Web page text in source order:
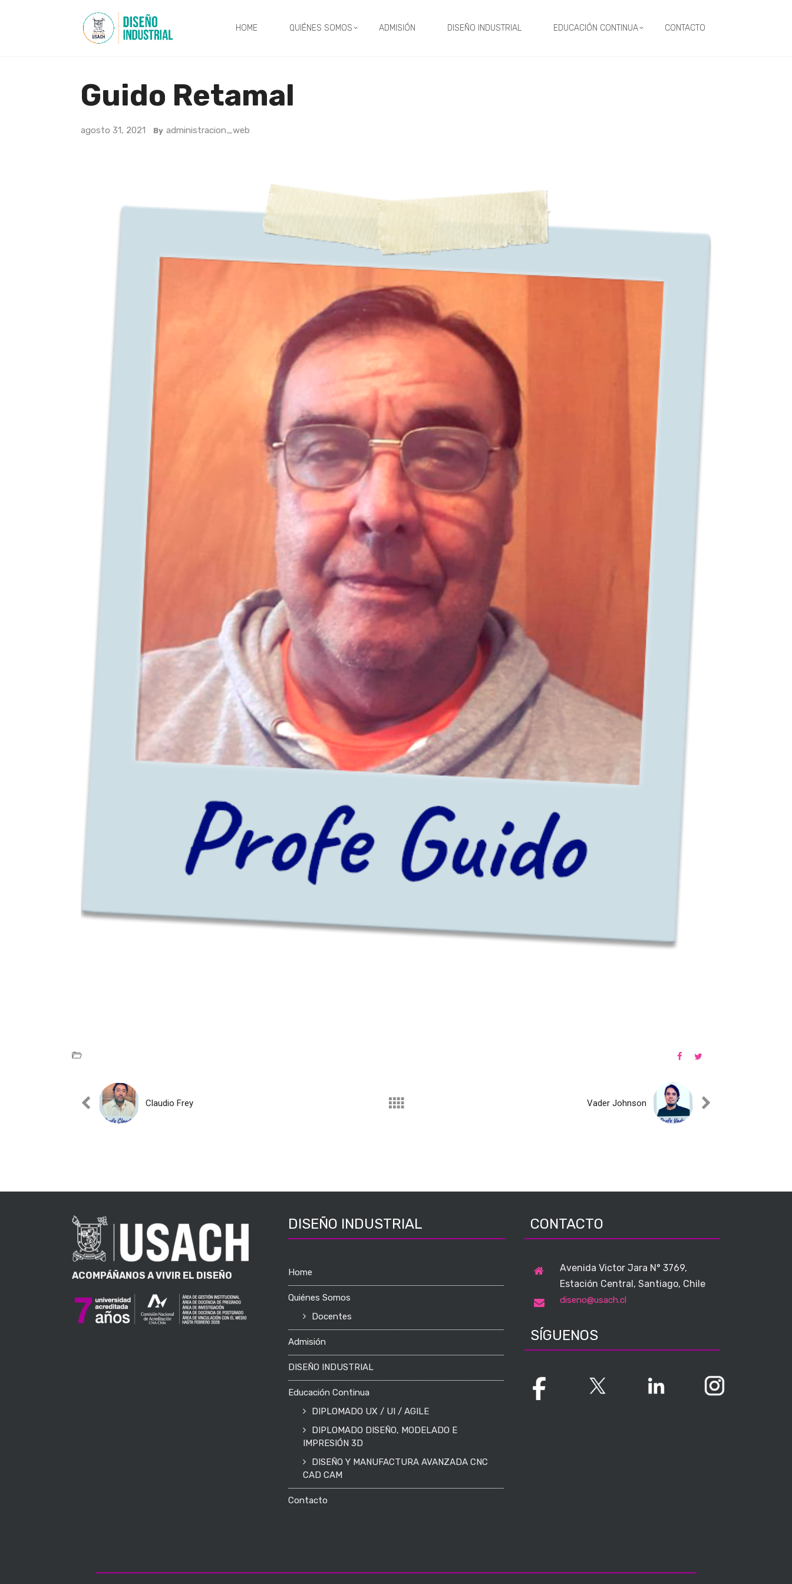
HOME QUIÉNES SOMOS ADMISIÓN DISEÑO INDUSTRIAL EDUCACIÓN CONTINUA CONTACTO
Guido Retamal
agosto 31, 2021 By administracion_web
Claudio Frey Vader Johnson
ACOMPÁÑANOS A VIVIR EL DISEÑO
DISEÑO INDUSTRIAL
Home
Quiénes Somos
Docentes
Admisión
DISEÑO INDUSTRIAL
Educación Continua
DIPLOMADO UX / UI / AGILE
DIPLOMADO DISEÑO, MODELADO E
IMPRESIÓN 3D
DISEÑO Y MANUFACTURA AVANZADA CNC
CAD CAM
Contacto
CONTACTO
Avenida Victor Jara N° 3769,
Estación Central, Santiago, Chile
diseno@usach.cl
SÍGUENOS